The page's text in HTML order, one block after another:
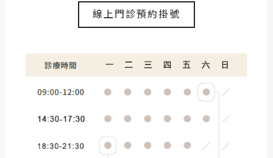
線上門診預約掛號